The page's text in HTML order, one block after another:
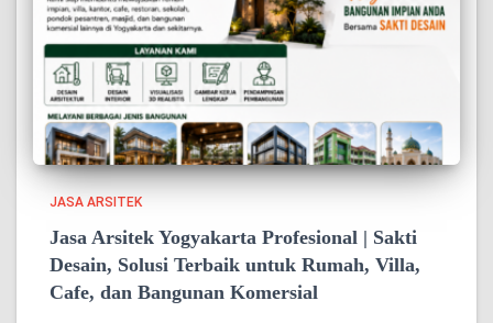
JASA ARSITEK
Jasa Arsitek Yogyakarta Profesional | Sakti
Desain, Solusi Terbaik untuk Rumah, Villa,
Cafe, dan Bangunan Komersial